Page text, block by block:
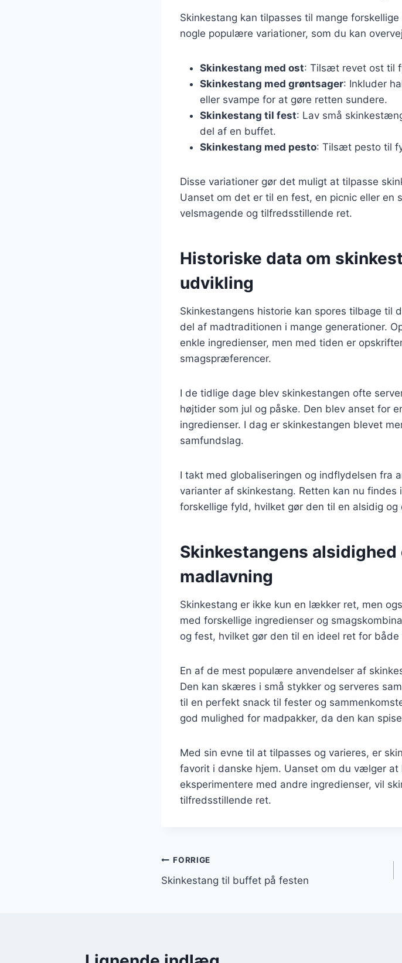
Skinkestang kan tilpasses til mange
nogle populære variationer, som du kan
Skinkestang med ost: Tilsæt revet ost til
Skinkestang med grøntsager: Inkluder
eller svampe for at gøre retten sundere.
Skinkestang til fest: Lav små
del af en buffet.
Skinkestang med pesto: Tilsæt pesto til
Disse variationer gør det muligt at tilpasse
Uanset om det er til en fest, en picnic eller
velsmagende og tilfredsstillende ret.
Historiske data om
udvikling
Skinkestangens historie kan spores tilbage til
del af madtraditionen i mange generationer.
enkle ingredienser, men med tiden er
smagspræferencer.
I de tidlige dage blev skinkestangen ofte
højtider som jul og påske. Den blev anset for
ingredienser. I dag er skinkestangen blevet
samfundslag.
I takt med globaliseringen og indflydelsen fra
varianter af skinkestang. Retten kan nu findes
forskellige fyld, hvilket gør den til en alsidig
Skinkestangens
madlavning
Skinkestang er ikke kun en lækker ret, men
med forskellige ingredienser og
og fest, hvilket gør den til en ideel ret for
En af de mest populære anvendelser af
Den kan skæres i små stykker og serveres
til en perfekt snack til fester og
god mulighed for madpakker, da den kan
Med sin evne til at tilpasses og varieres, er
favorit i danske hjem. Uanset om du vælger
eksperimentere med andre ingredienser, vil
tilfredsstillende ret.
Indlægsnavigation
FORRIGE
Skinkestang til buffet på festen